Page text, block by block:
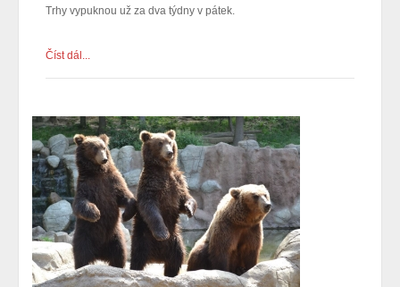
Trhy vypuknou už za dva týdny v pátek.
Číst dál...